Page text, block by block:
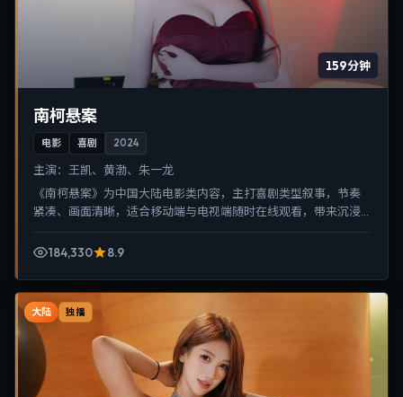
159分钟
南柯悬案
电影 喜剧 2024
主演： 王凯、黄渤、朱一龙
《南柯悬案》为中国大陆电影类内容，主打喜剧类型叙事，节奏
紧凑、画面清晰，适合移动端与电视端随时在线观看，带来沉浸
184,330
8.9
大陆 独播